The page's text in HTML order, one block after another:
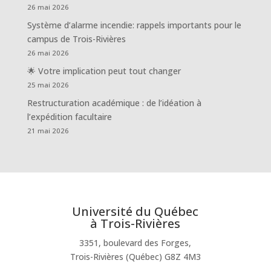
26 mai 2026
Système d’alarme incendie: rappels importants pour le
campus de Trois-Rivières
26 mai 2026
🌟 Votre implication peut tout changer
25 mai 2026
Restructuration académique : de l’idéation à
l’expédition facultaire
21 mai 2026
Université du Québec
à Trois-Rivières
3351, boulevard des Forges,
Trois-Rivières (Québec) G8Z 4M3